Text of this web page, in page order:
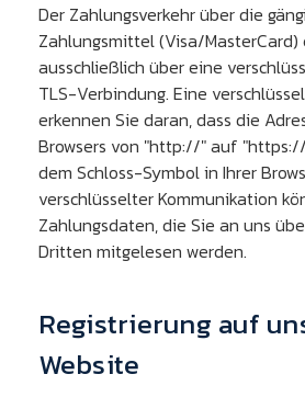
Der Zahlungsverkehr über die
Zahlungsmittel (Visa/
ausschließlich über eine
TLS-Verbindung. Eine
erkennen Sie daran, dass die
Browsers von "http://" auf
dem Schloss-Symbol in Ihrer
verschlüsselter Kommunikation
Zahlungsdaten, die Sie an uns
Dritten mitgelesen werden.
Registrierung auf
Website